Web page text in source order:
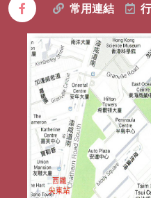
常用連結